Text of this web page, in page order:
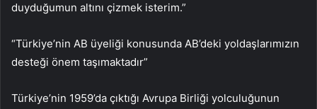
duyduğumun altını çizmek isterim.”
“Türkiye’nin AB üyeliği konusunda AB’deki yoldaşlarımızın
desteği önem taşımaktadır”
Türkiye’nin 1959’da çıktığı Avrupa Birliği yolculuğunun